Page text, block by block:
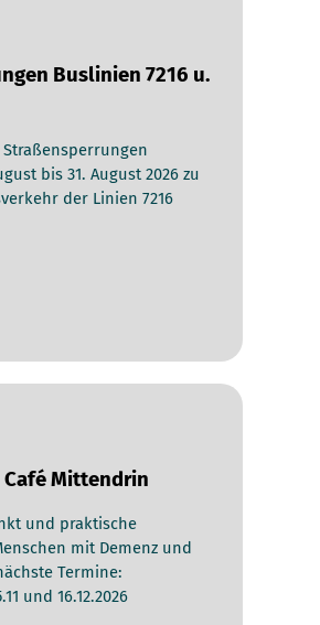
Buslinien 7216 u.
bis 31. August 2026 zu
der Linien 7216
Mittendrin
und praktische
mit Demenz und
Termine:
und 16.12.2026